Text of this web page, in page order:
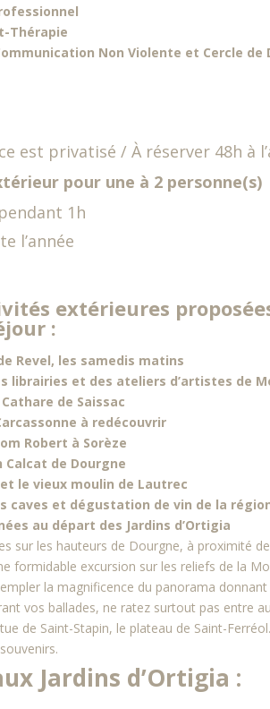
Thérapie
Non Violente et Cercle de
est privatisé / À réserver 48h à
pour une à 2 personne(s)
1h
l’année
extérieures
:
Revel, les samedis matins
librairies et des ateliers d’artistes de
de Saissac
à redécouvrir
Robert à Sorèze
Calcat de Dourgne
le vieux moulin de Lautrec
caves et dégustation de vin de la
au départ des Jardins d’Ortigia
sur les hauteurs de Dourgne, à proximité
formidable excursion sur les reliefs de la
la magnificence du panorama
vos ballades, ne ratez surtout pas entre
de Saint-Stapin, le plateau de Saint-
Jardins d’Ortigia :